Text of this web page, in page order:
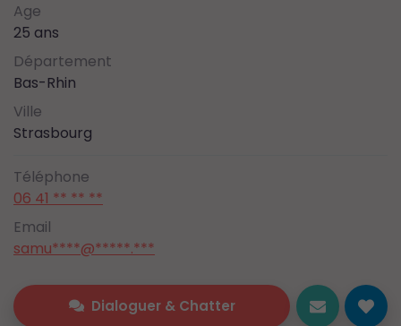
Age
25 ans
Département
Bas-Rhin
Ville
Strasbourg
Téléphone
06 41 ** ** **
Email
samu****@*****.***
Dialoguer & Chatter